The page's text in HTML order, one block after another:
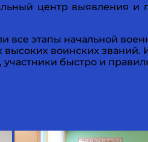
центр выявления
все этапы начальной
воинских званий.
быстро и